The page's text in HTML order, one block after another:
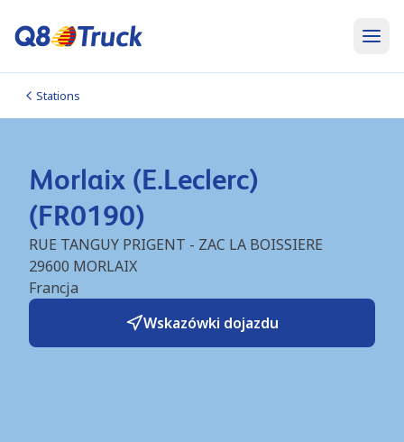
Stations
Morlaix (E.Leclerc)
(FR0190)
RUE TANGUY PRIGENT - ZAC LA BOISSIERE
29600 MORLAIX
Francja
Wskazówki dojazdu